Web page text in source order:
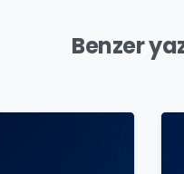
Benzer